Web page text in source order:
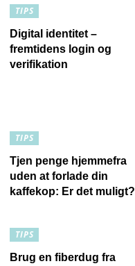
TIPS
Digital identitet –
fremtidens login og
verifikation
TIPS
Tjen penge hjemmefra
uden at forlade din
kaffekop: Er det muligt?
TIPS
Brug en fiberdug fra